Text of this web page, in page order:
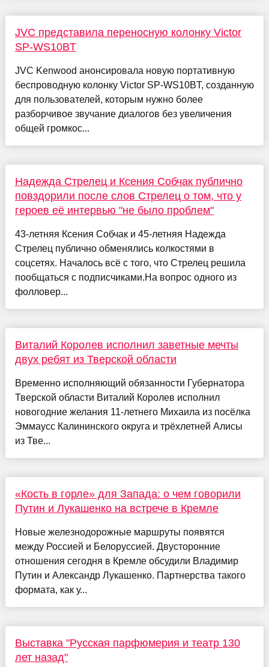
JVC представила переносную колонку Victor
SP-WS10BT
JVC Kenwood анонсировала новую портативную
беспроводную колонку Victor SP-WS10BT, созданную
для пользователей, которым нужно более
разборчивое звучание диалогов без увеличения
общей громкос...
Надежда Стрелец и Ксения Собчак публично
повздорили после слов Стрелец о том, что у
героев её интервью "не было проблем"
43-летняя Ксения Собчак и 45-летняя Надежда
Стрелец публично обменялись колкостями в
соцсетях. Началось всё с того, что Стрелец решила
пообщаться с подписчиками.На вопрос одного из
фолловер...
Виталий Королев исполнил заветные мечты
двух ребят из Тверской области
Временно исполняющий обязанности Губернатора
Тверской области Виталий Королев исполнил
новогодние желания 11-летнего Михаила из посёлка
Эммаусс Калининского округа и трёхлетней Алисы
из Тве...
«Кость в горле» для Запада: о чем говорили
Путин и Лукашенко на встрече в Кремле
Новые железнодорожные маршруты появятся
между Россией и Белоруссией. Двусторонние
отношения сегодня в Кремле обсудили Владимир
Путин и Александр Лукашенко. Партнерства такого
формата, как у...
Выставка "Русская парфюмерия и театр 130
лет назад"